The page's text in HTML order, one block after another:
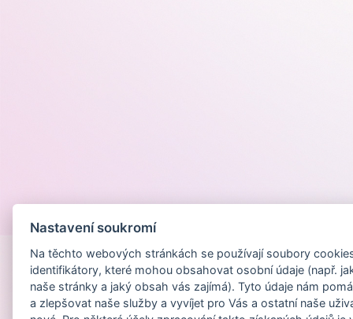
Nastavení soukromí
Na těchto webových stránkách se používají soubory
identifikátory, které mohou obsahovat osobní údaje (např.
naše stránky a jaký obsah vás zajímá). Tyto údaje nám
a zlepšovat naše služby a vyvíjet pro Vás a ostatní naše